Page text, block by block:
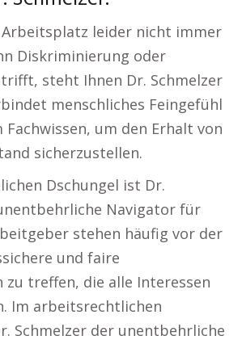
Arbeitsplatz leider nicht immer
Diskriminierung oder
steht Ihnen Dr. Schmelzer
menschliches Feingefühl
um den Erhalt von
sicherzustellen.
Dschungel ist Dr.
Navigator für
stehen häufig vor der
und faire
zu treffen, die alle Interessen
Im arbeitsrechtlichen
Schmelzer der unentbehrliche